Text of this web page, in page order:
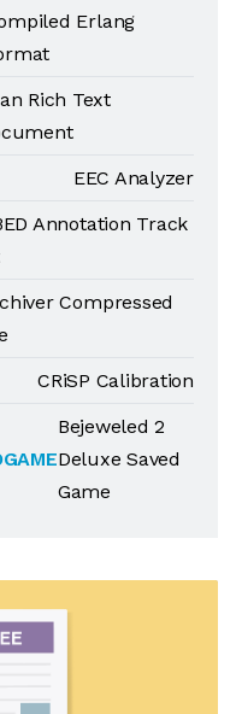
Erlang
Rich Text
EEC Analyzer
Annotation Track
Compressed
CRiSP Calibration
Bejeweled 2
Deluxe Saved
Game